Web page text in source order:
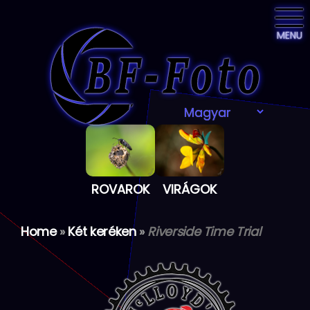
MENU
ROVAROK VIRÁGOK
Home» Két keréken» Riverside Time Trial